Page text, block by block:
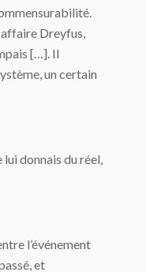
Dreyfus,
[…]. Il
un certain
lui donnais du réel,
l’événement
et